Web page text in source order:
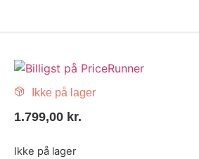
Ikke på lager
1.799,00 kr.
Ikke på lager